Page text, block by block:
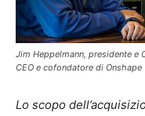
Jim Heppelmann, presidente e
CEO e cofondatore di Onshape
Lo scopo